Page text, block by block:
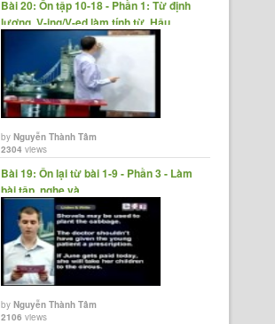
Bài 20: Ôn tập 10-18 - Phần 1: Từ định
lượng, V-ing/V-ed làm tính từ, Hậu......
byNguyễn Thành Tâm
2304 views
Bài 19: Ôn lại từ bài 1-9 - Phần 3 - Làm
bài tập, nghe và......
byNguyễn Thành Tâm
2106 views